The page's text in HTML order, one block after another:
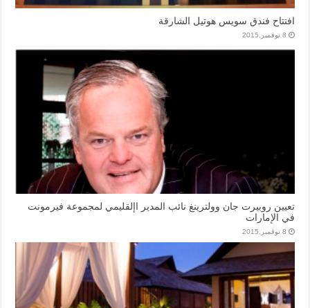
افتتاح فندق سويس هوتيل الشارقة
8 نوفمبر,2015
تعيين روبيرت جان وولترينغ نائب المدير اإلقليمي لمجموعة فيرمونت
في الإمارات
8 نوفمبر,2015